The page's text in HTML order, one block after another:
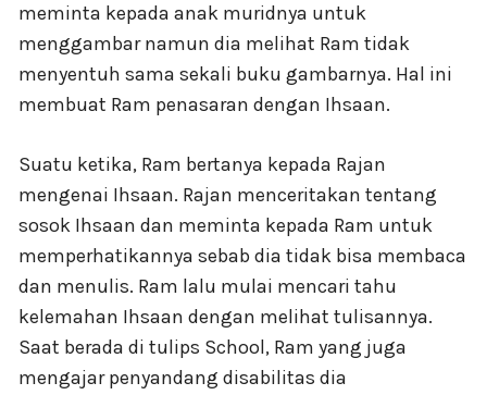
meminta kepada anak muridnya untuk
menggambar namun dia melihat Ram tidak
menyentuh sama sekali buku gambarnya. Hal ini
membuat Ram penasaran dengan Ihsaan.
Suatu ketika, Ram bertanya kepada Rajan
mengenai Ihsaan. Rajan menceritakan tentang
sosok Ihsaan dan meminta kepada Ram untuk
memperhatikannya sebab dia tidak bisa membaca
dan menulis. Ram lalu mulai mencari tahu
kelemahan Ihsaan dengan melihat tulisannya.
Saat berada di tulips School, Ram yang juga
mengajar penyandang disabilitas dia